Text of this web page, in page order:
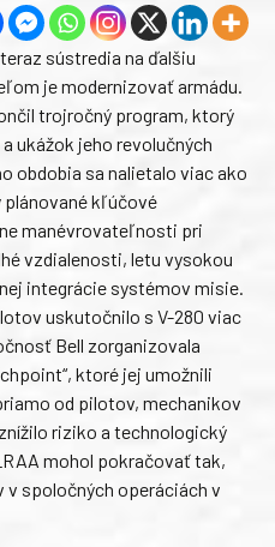
sústredia na ďalšiu
je modernizovať armádu.
trojročný program, ktorý
ukážok jeho revolučných
obdobia sa nalietalo viac ako
plánované kľúčové
manévrovateľnosti pri
vzdialenosti, letu vysokou
integrácie systémov misie.
uskutočnilo s V-280 viac
Bell zorganizovala
ktoré jej umožnili
od pilotov, mechanikov
riziko a technologický
mohol pokračovať tak,
spoločných operáciách v